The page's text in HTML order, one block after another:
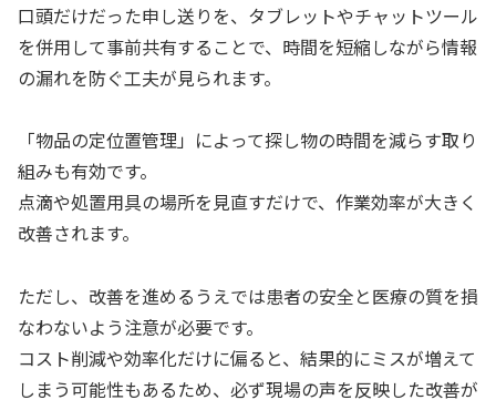
口頭だけだった申し送りを、タブレットやチャットツール
を併用して事前共有することで、時間を短縮しながら情報
の漏れを防ぐ工夫が見られます。
「物品の定位置管理」によって探し物の時間を減らす取り
組みも有効です。
点滴や処置用具の場所を見直すだけで、作業効率が大きく
改善されます。
ただし、改善を進めるうえでは患者の安全と医療の質を損
なわないよう注意が必要です。
コスト削減や効率化だけに偏ると、結果的にミスが増えて
しまう可能性もあるため、必ず現場の声を反映した改善が